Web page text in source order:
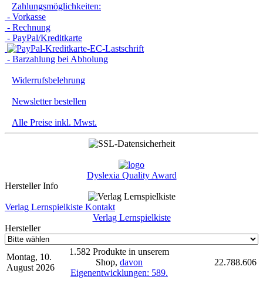
Zahlungsmöglichkeiten:
- Vorkasse
- Rechnung
- PayPal/Kreditkarte
- Barzahlung bei Abholung
Widerrufsbelehrung
Newsletter bestellen
Alle Preise inkl. Mwst.
Dyslexia Quality Award
Hersteller Info
Verlag Lernspielkiste Kontakt
Verlag Lernspielkiste
Hersteller
Montag, 10.
August 2026
1.582 Produkte in unserem
Shop, davon
Eigenentwicklungen: 589.
22.788.606